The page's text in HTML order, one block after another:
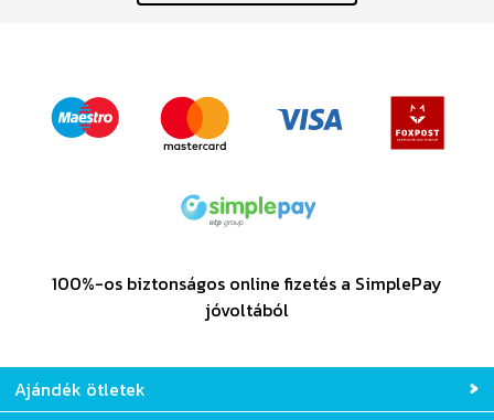
100%-os biztonságos online fizetés a SimplePay
jóvoltából
Ajándék ötletek